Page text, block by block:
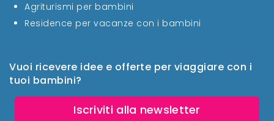
Vuoi ricevere idee e offerte per viaggiare con i
tuoi bambini?
Iscriviti alla newsletter
Agriturismi per bambini
Residence per vacanze con i bambini